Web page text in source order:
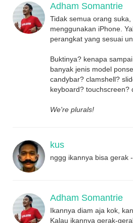
Adham Somantrie
Tidak semua orang
menggunakan iPhone.
perangkat yang sesuai
Buktinya? kenapa
banyak jenis model
candybar? clamshell?
keyboard? touchscreen?
We're plurals!
kus
nggg ikannya bisa gerak
Adham Somantrie
Ikannya diam aja kok,
Kalau ikannya gerak-